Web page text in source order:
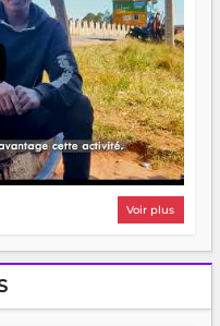
Voir plus